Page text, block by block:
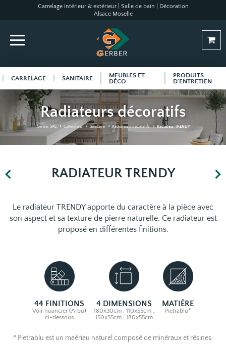
Carrelage intérieur & extérieur | Salle de bain | Décoration
Alsace Moselle
CARRELAGE SANITAIRE
MEUBLES ET
DÉCO
PRODUITS
D'ENTRETIEN
Radiateurs décoratifs
Gerber SAS Collections Sanitaire Radiateurs décoratifs Radiateur TRENDY
RADIATEUR TRENDY
Le radiateur TRENDY apporte du caractère à la pièce avec
son aspect et sa texture de pierre naturelle. Ce radiateur est
proposé en différentes finitions.
44 FINITIONS
Voir nuancier (Arbu)
ci-dessous
4 DIMENSIONS
180x30cm ; 110x55cm ;
150x55cm ; 180x55cm
MATIÈRE
Pietrablu*
* Pietrablu est un maériau naturel composé de minéraux et résines.